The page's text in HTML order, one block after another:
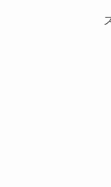
ツム（